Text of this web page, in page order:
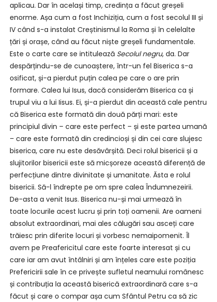
aplicau. Dar în același timp, credința a făcut greșeli
enorme. Așa cum a fost Inchiziția, cum a fost secolul III și
IV când s-a instalat Creștinismul la Roma și în celelalte
țări și orașe, când au făcut niște greșeli fundamentale.
Este o carte care se intitulează Secolul negru, da. Dar
despărțindu-se de cunoaștere, într-un fel Biserica s-a
osificat, și-a pierdut puțin calea pe care o are prin
formare. Calea lui Isus, dacă considerăm Biserica ca și
trupul viu a lui Iisus. Ei, și-a pierdut din această cale pentru
că Biserica este formată din două părți mari: este
principiul divin – care este perfect – și este partea umană
– care este formată din credincioși și din cei care slujesc
biserica, care nu este desăvârșită. Deci rolul bisericii și a
slujitorilor bisericii este să micșoreze această diferență de
perfecțiune dintre divinitate și umanitate. Ăsta e rolul
bisericii. Să-l îndrepte pe om spre calea Îndumnezeirii.
De-asta a venit Isus. Biserica nu-și mai urmează în
toate locurile acest lucru și prin toți oamenii. Are oameni
absolut extraordinari, mai ales călugări sau asceți care
trăiesc prin diferite locuri și vorbesc nemaipomenit. Îl
avem pe Preafericitul care este foarte interesat și cu
care iar am avut întâlniri și am înțeles care este poziția
Prefericirii sale în ce privește sufletul neamului românesc
și contribuția la această biserică extraordinară care s-a
făcut și care o compar așa cum Sfântul Petru ca să zic